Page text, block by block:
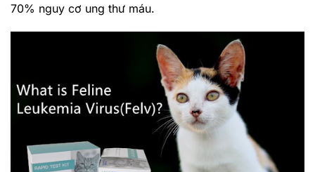
70% nguy cơ ung thư máu.